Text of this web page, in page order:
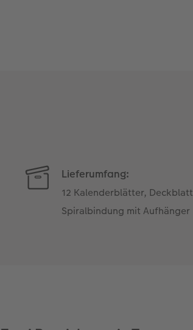
Lieferumfang:
12 Kalenderblätter, Deckblatt
Spiralbindung mit Aufhänger